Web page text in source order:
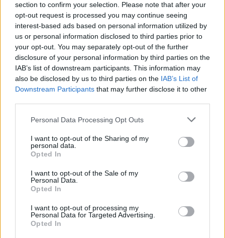
section to confirm your selection. Please note that after your
opt-out request is processed you may continue seeing
interest-based ads based on personal information utilized by
us or personal information disclosed to third parties prior to
your opt-out. You may separately opt-out of the further
disclosure of your personal information by third parties on the
IAB’s list of downstream participants. This information may
also be disclosed by us to third parties on the IAB’s List of
Downstream Participants that may further disclose it to other
Please note that this website/app uses one or more Google
not limited to your visit or usage behaviour. You may click to
grant or deny consent to Google and its third-party tags to
use your data for below specified purposes in below Google
consent section.
Personal Data Processing Opt Outs
I want to opt-out of the Sharing of my
personal data.
Opted In
I want to opt-out of the Sale of my
Personal Data.
Opted In
I want to opt-out of processing my
Personal Data for Targeted Advertising.
Opted In
ΔΙΕΘΝΗ 13/01/2018
Το «μπαμ» με… σέξι Πέρι η Μαρσάλα της
Μερτέκη (foto)!
Σε μία απίστευτη μεταγραφή, για τα δεδομένα της ομάδας
της Μερτέκη, η Μαρσάλα στην προσπάθεια σωτηρίας της
της, "τίναξε την μπάνκα" και απέκτησε την
Αμερικανοιταλίδα άσο, "Μπέκι" Πέρι.